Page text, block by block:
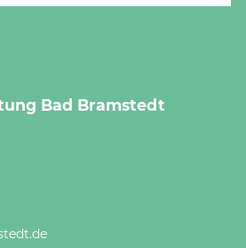
Bad Bramstedt